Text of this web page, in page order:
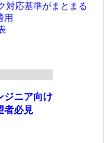
対応基準がまとまる
用
ジニア向け
者必見